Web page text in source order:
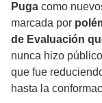
Puga como
marcada por
de Evaluación
nunca hizo
que fue
hasta la